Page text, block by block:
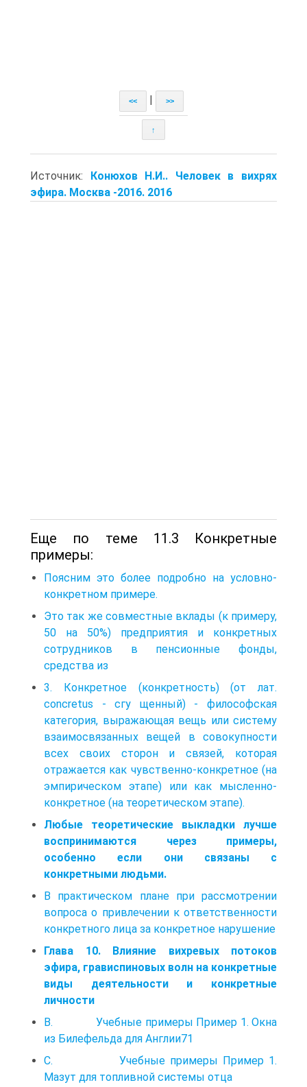
<< >>
↑
Источник: Конюхов Н.И.. Человек в вихрях
эфира. Москва -2016. 2016
Еще по теме 11.3 Конкретные
примеры:
Поясним это более подробно на условно-
конкретном примере.
Это так же совместные вклады (к примеру,
50 на 50%) предприятия и конкретных
сотрудников в пенсионные фонды,
средства из
3. Конкретное (конкретность) (от лат.
concretus - cгy щенный) - философская
категория, выражающая вещь или систему
взаимосвязанных вещей в совокупности
всех своих сторон и связей, которая
отражается как чувственно-конкретное (на
эмпирическом этапе) или как мысленно-
конкретное (на теоретическом этапе).
Любые теоретические выкладки лучше
воспринимаются через примеры,
особенно если они связаны с
конкретными людьми.
В практическом плане при рассмотрении
вопроса о привлечении к ответственности
конкретного лица за конкретное нарушение
Глава 10. Влияние вихревых потоков
эфира, грависпиновых волн на конкретные
виды деятельности и конкретные
личности
В. Учебные примеры Пример 1. Окна
из Билефельда для Англии71
С. Учебные примеры Пример 1.
Мазут для топливной системы отца